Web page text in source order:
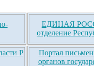
ЕДИНАЯ
отделение
Р
Портал
органов